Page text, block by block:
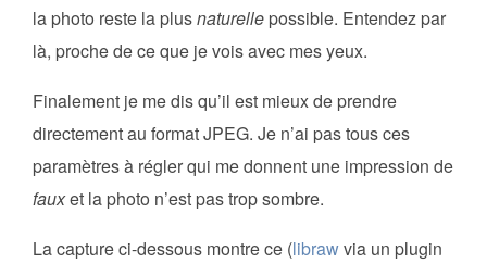
la photo reste la plusnaturelle possible. Entendez par
là, proche de ce que je vois avec mes yeux.
Finalement je me dis qu’il est mieux de prendre
directement au format JPEG. Je n’ai pas tous ces
paramètres à régler qui me donnent une impression de
fauxet la photo n’est pas trop sombre.
La capture ci-dessous montre ce (librawvia un plugin